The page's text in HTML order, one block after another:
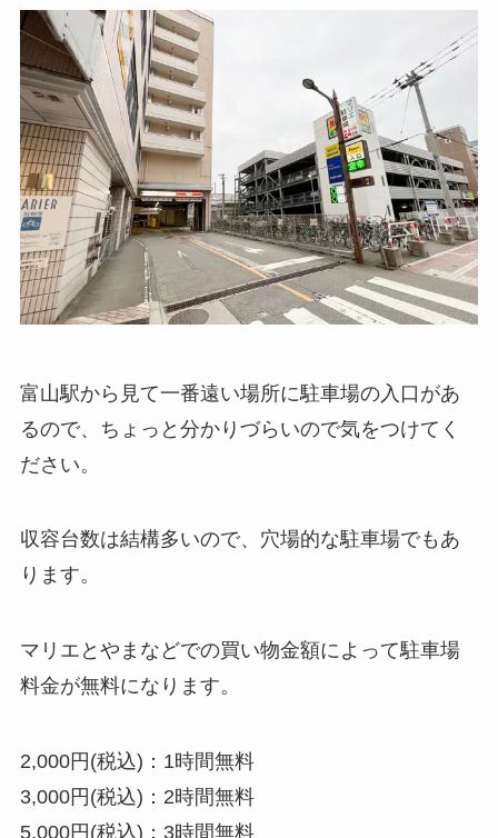
富山駅から見て一番遠い場所に駐車場の入口があ
るので、ちょっと分かりづらいので気をつけてく
ださい。
収容台数は結構多いので、穴場的な駐車場でもあ
ります。
マリエとやまなどでの買い物金額によって駐車場
料金が無料になります。
2,000円(税込)：1時間無料
3,000円(税込)：2時間無料
5,000円(税込)：3時間無料